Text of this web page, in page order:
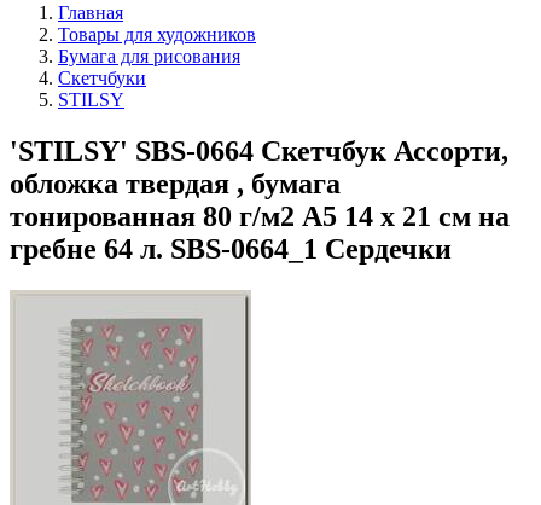
Главная
Товары для художников
Бумага для рисования
Скетчбуки
STILSY
'STILSY' SBS-0664 Скетчбук Ассорти,
обложка твердая , бумага
тонированная 80 г/м2 A5 14 х 21 см на
гребне 64 л. SBS-0664_1 Сердечки